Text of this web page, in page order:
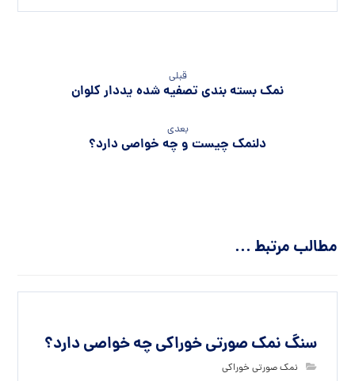
قبلی
نمک بسته بندی تصفیه شده یددار کلوان
بعدی
دلنمک چیست و چه خواصی دارد؟
مطالب مرتبط ...
سنگ نمک صورتی خوراکی چه خواصی دارد؟
نمک صورتی خوراکی